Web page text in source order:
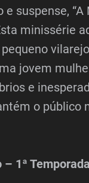
suspense,
minissérie
jovem
e
o público
– 1ª